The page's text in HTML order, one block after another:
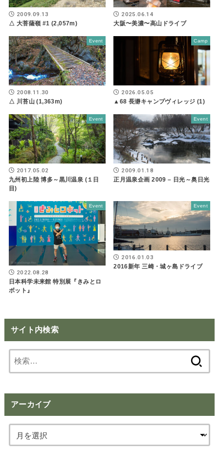
2009.09.13
△ 大菩薩嶺 #1 (2,057m)
2025.06.14
大阪〜美濃〜高山ドライブ
Event
2008.11.30
△ 川苔山 (1,363m)
Camp
2026.05.05
▲68 長瀞キャンプヴィレッジ (1)
Event
2017.05.02
九州初上陸 博多～黒川温泉 (１日
目)
Event
2009.01.18
正月温泉企画 2009 – 日光～奥日光
Event
2022.08.28
日本科学未来館 特別展『きみとロ
ボット』
Event
2016.01.03
2016新年 三崎・城ヶ島ドライブ
サイト内検索
索:
アーカイブ